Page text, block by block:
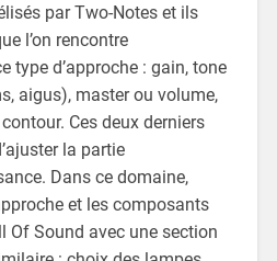
par Two-Notes et ils
l’on rencontre
type d’approche : gain, tone
aigus), master ou volume,
Ces deux derniers
la partie
Dans ce domaine,
et les composants
Of Sound avec une section